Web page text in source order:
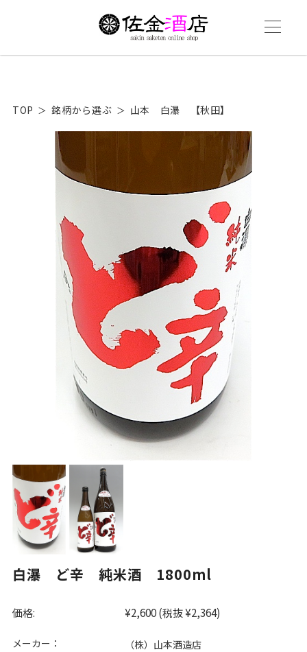
TOP 銘柄から選ぶ 山本 白瀑 【秋田】
白瀑 ど辛 純米酒 1800ml
価格: ¥2,600(税抜 ¥2,364)
メーカー：
（株）山本酒造店